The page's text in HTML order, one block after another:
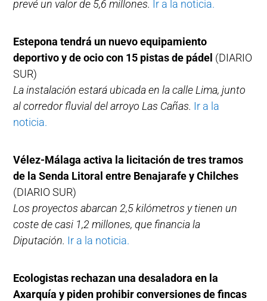
prevé un valor de 5,6 millones. Ir a la noticia.
Estepona tendrá un nuevo equipamiento
deportivo y de ocio con 15 pistas de pádel (DIARIO
SUR)
La instalación estará ubicada en la calle Lima, junto
al corredor fluvial del arroyo Las Cañas. Ir a la
noticia.
Vélez-Málaga activa la licitación de tres tramos
de la Senda Litoral entre Benajarafe y Chilches
(DIARIO SUR)
Los proyectos abarcan 2,5 kilómetros y tienen un
coste de casi 1,2 millones, que financia la
Diputación. Ir a la noticia.
Ecologistas rechazan una desaladora en la
Axarquía y piden prohibir conversiones de fincas